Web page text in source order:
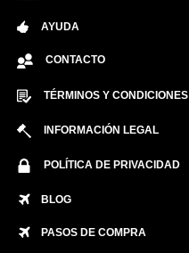
AYUDA
CONTACTO
TÉRMINOS Y CONDICIONES
INFORMACIÓN LEGAL
POLÍTICA DE PRIVACIDAD
BLOG
PASOS DE COMPRA